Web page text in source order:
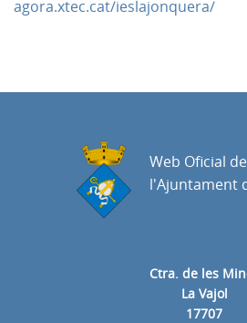
agora.xtec.cat/ieslajonquera/
Ctra. de les
La Vajol
17707
Web Oficial de
l'Ajuntament